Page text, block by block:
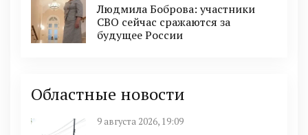
Людмила Боброва: участники
СВО сейчас сражаются за
будущее России
Областные новости
9 августа 2026, 19:09